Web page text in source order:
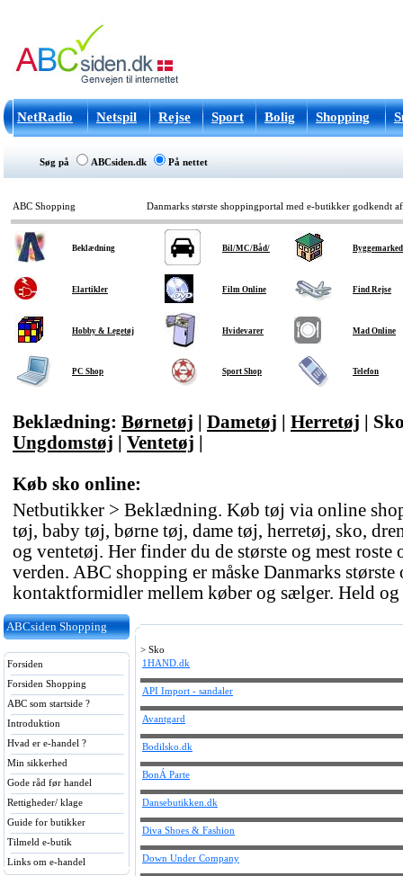
NetRadio Netspil Rejse Sport Bolig Shopping
Søg på ABCsiden.dk På nettet
ABC Shopping Danmarks største shoppingportal med e-butikker godkendt af
Beklædning Bil/MC/Båd/ Byggemarked
Elartikler Film Online Find Rejse
Hobby & Legetøj Hvidevarer Mad Online
PC Shop Sport Shop Telefon
Beklædning: Børnetøj Dametøj Herretøj
Ungdomstøj
Ventetøj
Køb sko online:
Netbutikker > Beklædning. Køb tøj via online
tøj, baby tøj, børne tøj, dame tøj, herretøj, sko,
og ventetøj. Her finder du de største og mest
verden. ABC shopping er måske Danmarks
kontaktformidler mellem køber og sælger. Held
ABCsiden Shopping
Forsiden
Forsiden Shopping
ABC som startside ?
Introduktion
Hvad er e-handel ?
Min sikkerhed
Gode råd før handel
Rettigheder/ klage
Guide for butikker
Tilmeld e-butik
Links om e-handel
> Sko
1HAND.dk
API Import - sandaler
Avantgard
Bodilsko.dk
BonÁ Parte
Dansebutikken.dk
Diva Shoes & Fashion
Down Under Company